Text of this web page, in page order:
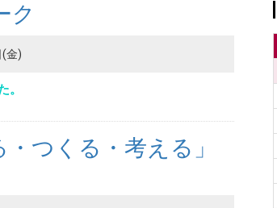
ク
金)
。
つくる・考える」